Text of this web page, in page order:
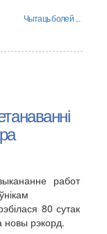
Чытаць болей ...
работ
80 сутак
новы рэкорд.